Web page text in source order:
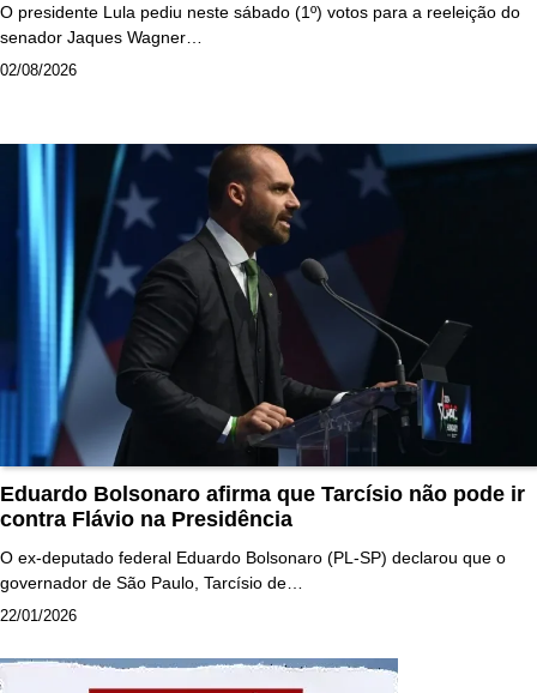
O presidente Lula pediu neste sábado (1º) votos para a reeleição do
senador Jaques Wagner…
02/08/2026
Eduardo Bolsonaro afirma que Tarcísio não pode ir
contra Flávio na Presidência
O ex-deputado federal Eduardo Bolsonaro (PL-SP) declarou que o
governador de São Paulo, Tarcísio de…
22/01/2026